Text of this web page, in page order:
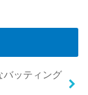
バッティング